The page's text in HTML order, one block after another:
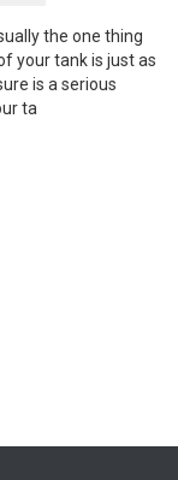
the one thing
your tank is just as
is a serious
ta